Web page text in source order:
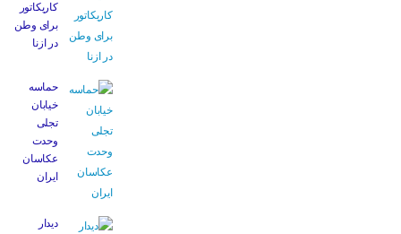
کاریکاتور
برای وطن
در ازنا
حماسه
خیابان
تجلی
وحدت
عکاسان
ایران
دیدار